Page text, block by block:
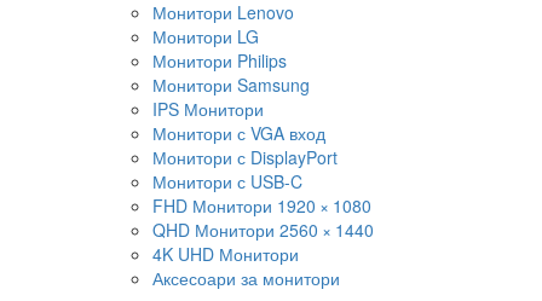
Монитори Lenovo
Монитори LG
Монитори Philips
Монитори Samsung
IPS Монитори
Монитори с VGA вход
Монитори с DisplayPort
Монитори с USB-C
FHD Монитори 1920 × 1080
QHD Монитори 2560 × 1440
4K UHD Монитори
Аксесоари за монитори